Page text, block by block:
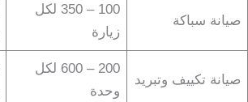
صيانة سباكة
100 – 350 لكل
زيارة
صيانة تكييف وتبريد
200 – 600 لكل
وحدة